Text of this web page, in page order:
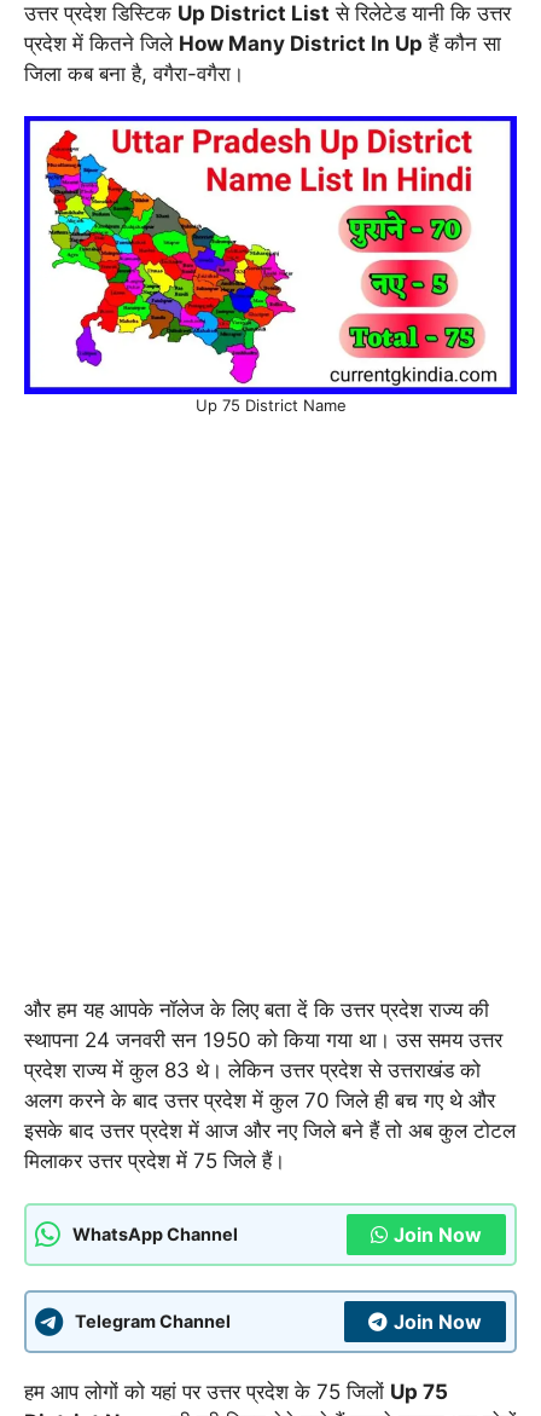
उत्तर प्रदेश डिस्टिक Up District List से रिलेटेड यानी कि उत्तर
प्रदेश में कितने जिले How Many District In Up हैं कौन सा
जिला कब बना है, वगैरा-वगैरा।
Up 75 District Name
और हम यह आपके नॉलेज के लिए बता दें कि उत्तर प्रदेश राज्य की
स्थापना 24 जनवरी सन 1950 को किया गया था। उस समय उत्तर
प्रदेश राज्य में कुल 83 थे। लेकिन उत्तर प्रदेश से उत्तराखंड को
अलग करने के बाद उत्तर प्रदेश में कुल 70 जिले ही बच गए थे और
इसके बाद उत्तर प्रदेश में आज और नए जिले बने हैं तो अब कुल टोटल
मिलाकर उत्तर प्रदेश में 75 जिले हैं।
WhatsApp Channel Join Now
Telegram Channel Join Now
हम आप लोगों को यहां पर उत्तर प्रदेश के 75 जिलों Up 75